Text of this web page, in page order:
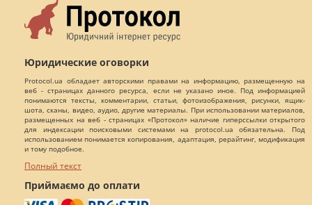
Юридические оговорки
Protocol.ua обладает авторскими правами на информацию, размещенную на
веб - страницах данного ресурса, если не указано иное. Под информацией
понимаются тексты, комментарии, статьи, фотоизображения, рисунки, ящик-
шота, сканы, видео, аудио, другие материалы. При использовании материалов,
размещенных на веб - страницах «Протокол» наличие гиперссылки открытого
для индексации поисковыми системами на protocol.ua обязательна. Под
использованием понимается копирования, адаптация, рерайтинг, модификация
и тому подобное.
Полный текст
Приймаємо до оплати